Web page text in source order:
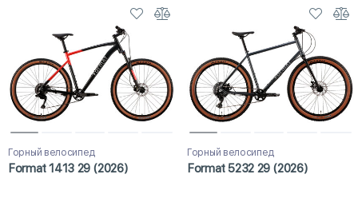
Горный велосипед
Format 1413 29 (2026)
Горный велосипед
Format 5232 29 (2026)